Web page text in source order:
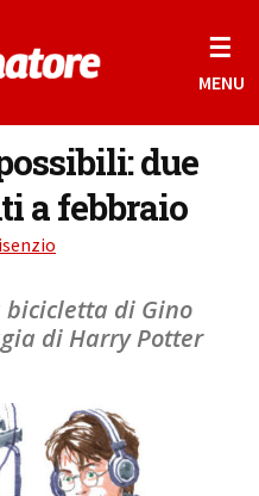
☰
MENU
due
a febbraio
di Gino
di Harry Potter